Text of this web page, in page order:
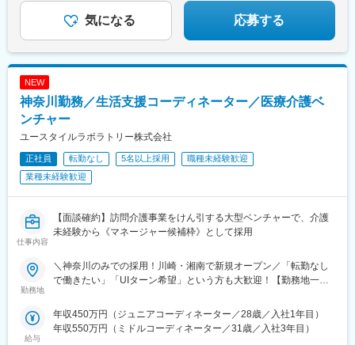
気になる 応募する
NEW
神奈川勤務／生活支援コーディネーター／医療介護ベ
ンチャー
ユースタイルラボラトリー株式会社
正社員 転勤なし 5名以上採用
職種未経験歓迎
業種未経験歓迎
仕事内容
【面談確約】訪問介護事業をけん引する大型ベンチャーで、介護
未経験から《マネージャー候補枠》として採用
勤務地
＼神奈川のみでの採用！川崎・湘南で新規オープン／「転勤なし
で働きたい」「UIターン希望」という方も大歓迎！【勤務地一
区、磯子区、金沢区、港北区、戸塚区、港南区、旭区、緑区、瀬
谷区、栄区、泉区、青葉区、都筑区＜川崎市＞川崎区、幸区、中
給与
年収450万円（ジュニアコーディネーター／28歳／入社1年目）
年収550万円（ミドルコーディネーター／31歳／入社3年目）